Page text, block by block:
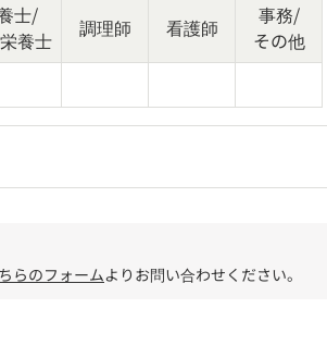
士/
養士
調理師 看護師
事務/
その他
らのフォームよりお問い合わせください。